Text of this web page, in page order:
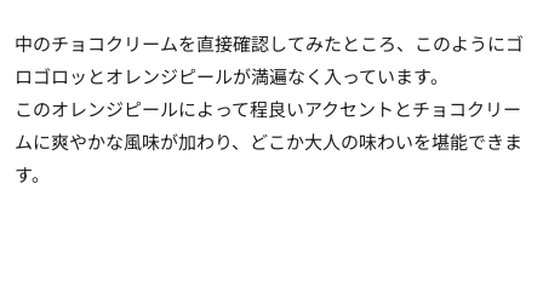
中のチョコクリームを直接確認してみたところ、このようにゴ
ロゴロッとオレンジピールが満遍なく入っています。
このオレンジピールによって程良いアクセントとチョコクリー
ムに爽やかな風味が加わり、どこか大人の味わいを堪能できま
す。